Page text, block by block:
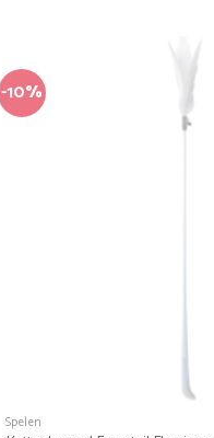
-10%
Spelen